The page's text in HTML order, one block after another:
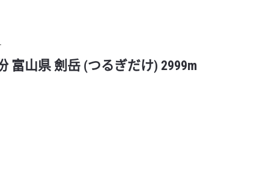
富山県 劍岳 (つるぎだけ) 2999m